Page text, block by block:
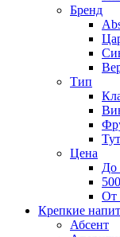
Бренд
Тип
Цена
До
От
Крепкие
Абсент